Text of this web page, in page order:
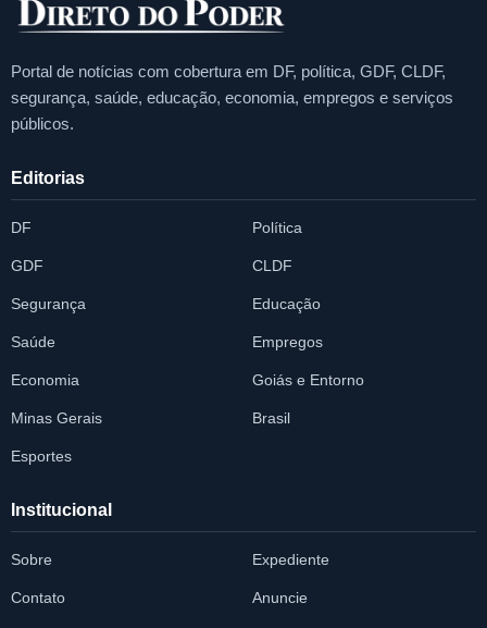
Portal de notícias com cobertura em DF, política, GDF, CLDF,
segurança, saúde, educação, economia, empregos e serviços
públicos.
Editorias
DF Política
GDF CLDF
Segurança Educação
Saúde Empregos
Economia Goiás e Entorno
Minas Gerais Brasil
Esportes
Institucional
Sobre Expediente
Contato Anuncie